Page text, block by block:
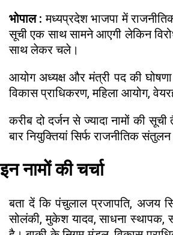
भोपाल : मध्यप्रदेश भाजपा में
सूची एक साथ सामने आएगी लेकिन
साथ लेकर चले।
आयोग अध्यक्ष और मंत्री पद की
विकास प्राधिकरण, महिला आयोग,
करीब दो दर्जन से ज्यादा नामों की
बार नियुक्तियां सिर्फ राजनीतिक
इन नामों की चर्चा
बता दें कि पंचुलाल प्रजापति, अजय
सोलंकी, मुकेश यादव, साधना स्थापक,